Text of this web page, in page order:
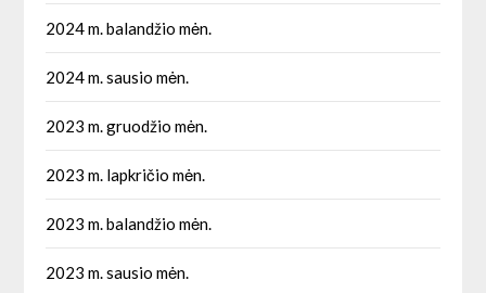
2024 m. balandžio mėn.
2024 m. sausio mėn.
2023 m. gruodžio mėn.
2023 m. lapkričio mėn.
2023 m. balandžio mėn.
2023 m. sausio mėn.